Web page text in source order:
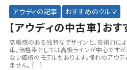
アウディの記事 おすすめのクルマ
【アウディの中古車】お
高級感のある独特なデザインと、技術力に
車。価格帯としては高級ラインが中心です
ない価格のモデルもあります。憧れのアウ
ません。 […]